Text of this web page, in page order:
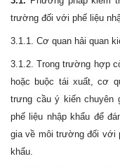
trường đối với phế liệu
3.1.1. Cơ quan hải quan
3.1.2. Trong trường hợp
hoặc buộc tái xuất, cơ
trưng cầu ý kiến chuyên
phế liệu nhập khẩu để
gia về môi trường đối với
khẩu.